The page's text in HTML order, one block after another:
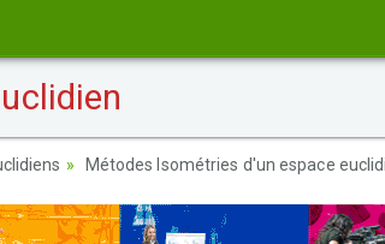
Métodes Isométries d'un espace